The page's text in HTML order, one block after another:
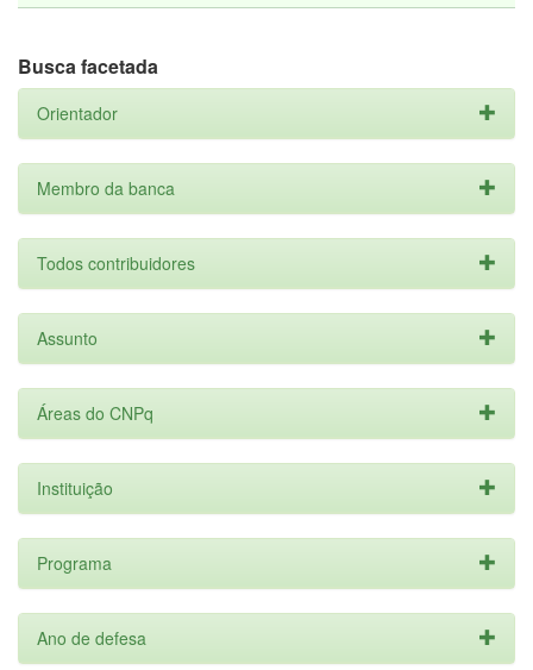
Busca facetada
Orientador
Membro da banca
Todos contribuidores
Assunto
Áreas do CNPq
Instituição
Programa
Ano de defesa